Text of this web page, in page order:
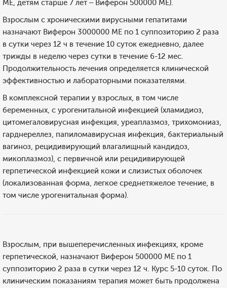
МЕ, детям старше 7 лет – Виферон 500000 МЕ).
Взрослым с хроническими вирусными гепатитами
назначают Виферон 3000000 МЕ по 1 суппозиторию 2 раза
в сутки через 12 ч в течение 10 суток ежедневно, далее
трижды в неделю через сутки в течение 6-12 мес.
Продолжительность лечения определяется клинической
эффективностью и лабораторными показателями.
В комплексной терапии у взрослых, в том числе
беременных, с урогенитальной инфекцией (хламидиоз,
цитомегаловирусная инфекция, уреаплазмоз, трихомониаз,
гарднереллез, папиломавирусная инфекция, бактериальный
вагиноз, рецидивирующий влагалищный кандидоз,
микоплазмоз), с первичной или рецидивирующей
герпетической инфекцией кожи и слизистых оболочек
(локализованная форма, легкое среднетяжелое течение, в
том числе урогенитальная форма).
Взрослым, при вышеперечисленных инфекциях, кроме
герпетической, назначают Виферон 500000 МЕ по 1
суппозиторию 2 раза в сутки через 12 ч. Курс 5-10 суток. По
клиническим показаниям терапия может быть продолжена